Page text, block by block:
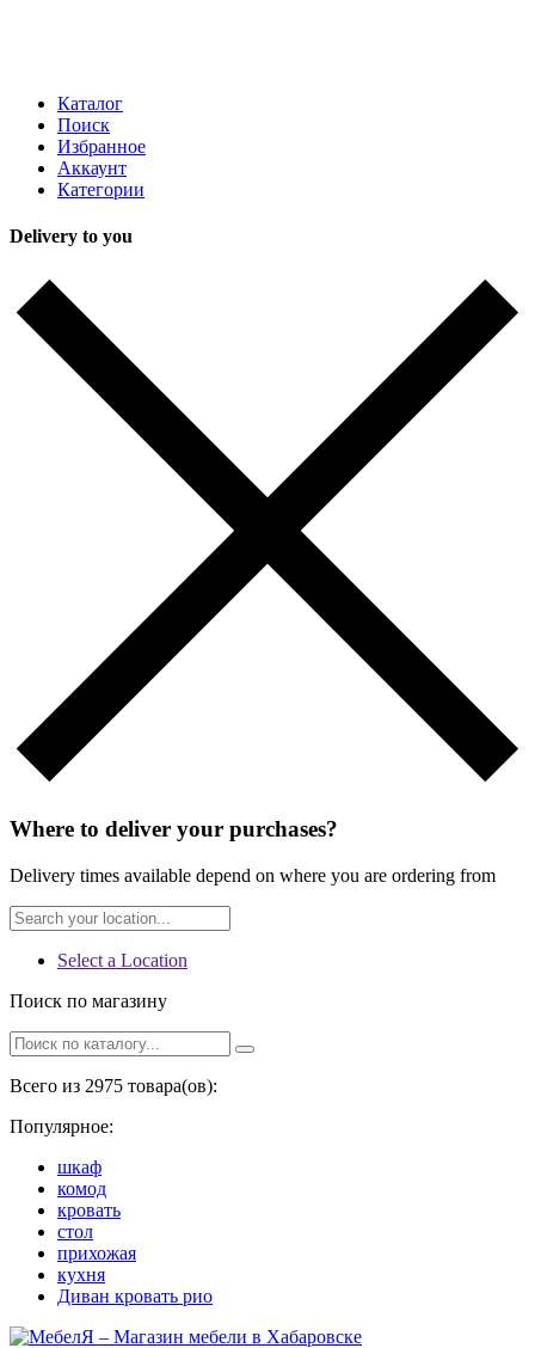
Каталог
Поиск
Избранное
Аккаунт
Категории
Delivery to you
Where to deliver your purchases?
Delivery times available depend on where you are ordering from
Select a Location
Поиск по магазину
Всего из 2975 товара(ов):
Популярное:
шкаф
комод
кровать
стол
прихожая
кухня
Диван кровать рио